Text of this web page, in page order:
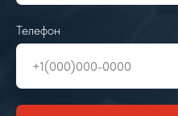
Телефон